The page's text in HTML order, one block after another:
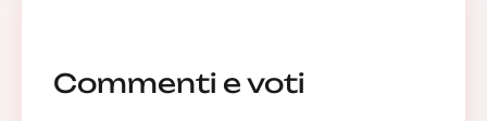
Commenti e voti